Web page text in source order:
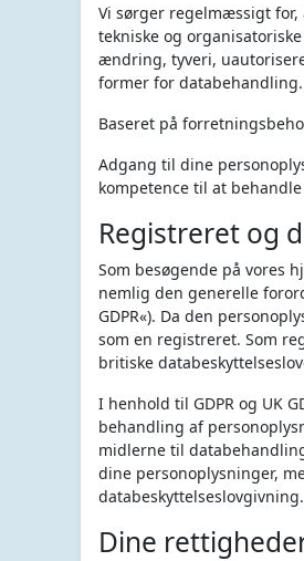
Vi sørger regelmæssigt for,
tekniske og
ændring, tyveri,
former for databehandling.
Baseret på
Adgang til dine
kompetence til at
Registreret og
Som besøgende på vores
nemlig den generelle
GDPR«). Da den
som en registreret. Som
britiske
I henhold til GDPR og UK
behandling af
midlerne til
dine personoplysninger,
databeskyttelseslovgivning.
Dine